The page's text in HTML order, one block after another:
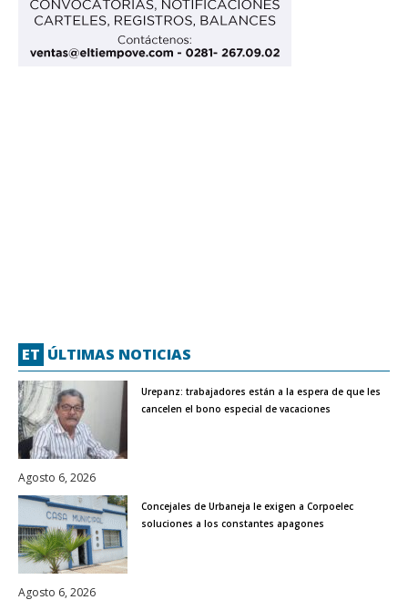
ET ÚLTIMAS NOTICIAS
Urepanz: trabajadores están a la espera de que les
cancelen el bono especial de vacaciones
Agosto 6, 2026
Concejales de Urbaneja le exigen a Corpoelec
soluciones a los constantes apagones
Agosto 6, 2026